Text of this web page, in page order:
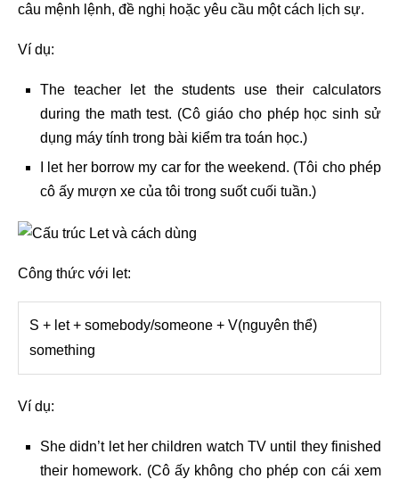
câu mệnh lệnh, đề nghị hoặc yêu cầu một cách lịch sự.
Ví dụ:
The teacher let the students use their calculators
during the math test. (Cô giáo cho phép học sinh sử
dụng máy tính trong bài kiểm tra toán học.)
I let her borrow my car for the weekend. (Tôi cho phép
cô ấy mượn xe của tôi trong suốt cuối tuần.)
Công thức với let:
S + let + somebody/someone + V(nguyên thể)
something
Ví dụ:
She didn’t let her children watch TV until they finished
their homework. (Cô ấy không cho phép con cái xem